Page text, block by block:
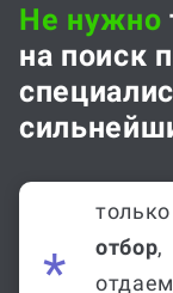
Не нужно
на поиск
отбор,